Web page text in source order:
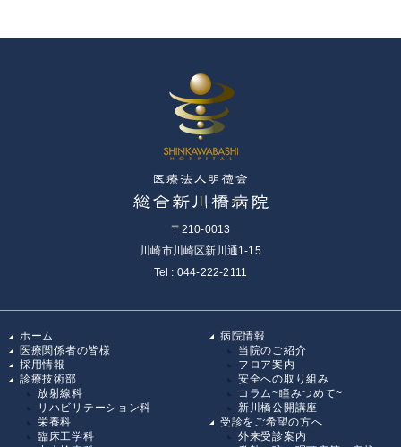
〒210-0013
川崎市川崎区新川通1-15
Tel : 044-222-2111
ホーム
医療関係者の皆様
採用情報
診療技術部
放射線科
リハビリテーション科
栄養科
臨床工学科
病院情報
当院のご紹介
フロア案内
安全への取り組み
コラム~瞳みつめて~
新川橋公開講座
受診をご希望の方へ
外来受診案内